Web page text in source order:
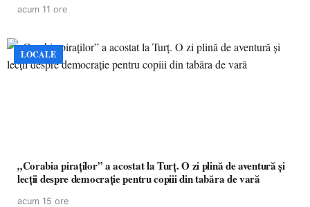
acum 11 ore
LOCALE
„Corabia piraților” a acostat la Turț. O zi plină de aventură și
lecții despre democrație pentru copiii din tabăra de vară
acum 15 ore